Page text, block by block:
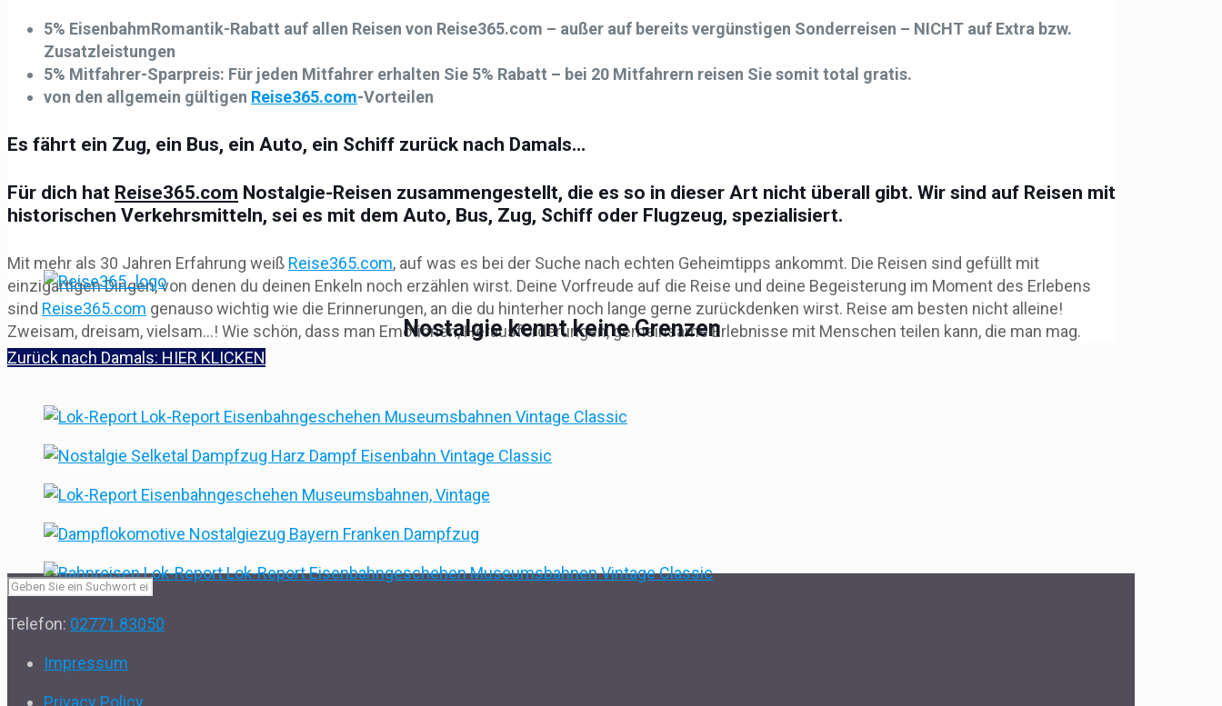
5% EisenbahmRomantik-Rabatt auf allen Reisen von Reise365.com – außer auf bereits vergünstigen Sonderreisen – NICHT auf Extra bzw.
Zusatzleistungen
5% Mitfahrer-Sparpreis: Für jeden Mitfahrer erhalten Sie 5% Rabatt – bei 20 Mitfahrern reisen Sie somit total gratis.
von den allgemein gültigen Reise365.com-Vorteilen
Es fährt ein Zug, ein Bus, ein Auto, ein Schiff zurück nach Damals…
Für dich hat Reise365.com Nostalgie-Reisen zusammengestellt, die es so in dieser Art nicht überall gibt. Wir sind auf Reisen mit
historischen Verkehrsmitteln, sei es mit dem Auto, Bus, Zug, Schiff oder Flugzeug, spezialisiert.
Mit mehr als 30 Jahren Erfahrung weiß Reise365.com, auf was es bei der Suche nach echten Geheimtipps ankommt. Die Reisen sind gefüllt mit
einzigartigen Dingen, von denen du deinen Enkeln noch erzählen wirst. Deine Vorfreude auf die Reise und deine Begeisterung im Moment des Erlebens
sind Reise365.com genauso wichtig wie die Erinnerungen, an die du hinterher noch lange gerne zurückdenken wirst. Reise am besten nicht alleine!
Zweisam, dreisam, vielsam…! Wie schön, dass man Emotionen, Herausforderungen, gemeinsame Erlebnisse mit Menschen teilen kann, die man mag.
Nostalgie kennt keine Grenzen
Zurück nach Damals: HIER KLICKEN
Telefon: 02771 83050
Impressum